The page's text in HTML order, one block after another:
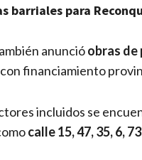
barriales para
anuncióobras
financiamiento
incluidos se
calle 15, 47, 35, 6,